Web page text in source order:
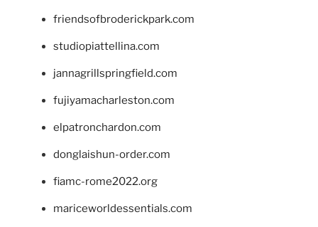
friendsofbroderickpark.com
studiopiattellina.com
jannagrillspringfield.com
fujiyamacharleston.com
elpatronchardon.com
donglaishun-order.com
fiamc-rome2022.org
mariceworldessentials.com